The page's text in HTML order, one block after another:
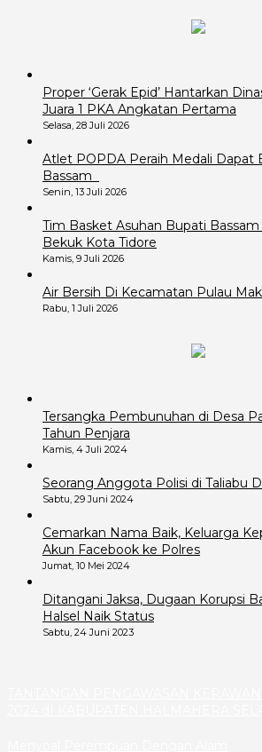
Proper ‘Gerak Epid’ Hantarkan
Juara 1 PKA Angkatan Pertama
Selasa, 28 Juli 2026
Atlet POPDA Peraih Medali Dapat
Bassam
Senin, 13 Juli 2026
Tim Basket Asuhan Bupati Bassam
Bekuk Kota Tidore
Kamis, 9 Juli 2026
Air Bersih Di Kecamatan Pulau
Rabu, 1 Juli 2026
Tersangka Pembunuhan di Desa
Tahun Penjara
Kamis, 4 Juli 2024
Seorang Anggota Polisi di Taliabu
Sabtu, 29 Juni 2024
Cemarkan Nama Baik, Keluarga
Akun Facebook ke Polres
Jumat, 10 Mei 2024
Ditangani Jaksa, Dugaan Korupsi
Halsel Naik Status
Sabtu, 24 Juni 2023